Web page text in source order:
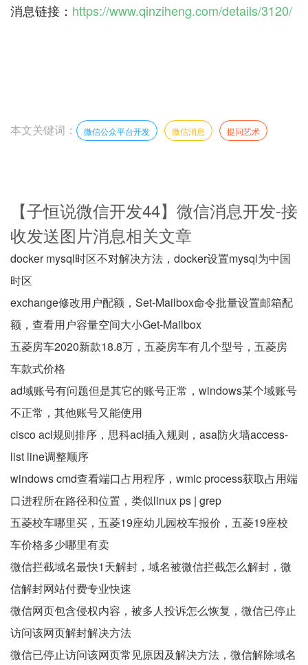
消息链接： https://www.qinziheng.com/details/3120/
本文关键词： 微信公众平台开发 微信消息 提问艺术
【子恒说微信开发44】微信消息开发-接
收发送图片消息相关文章
docker mysql时区不对解决方法，docker设置mysql为中国
时区
exchange修改用户配额，Set-Mailbox命令批量设置邮箱配
额，查看用户容量空间大小Get-Mailbox
五菱房车2020新款18.8万，五菱房车有几个型号，五菱房
车款式价格
ad域账号有问题但是其它的账号正常，windows某个域账号
不正常，其他账号又能使用
cisco acl规则排序，思科acl插入规则，asa防火墙access-
list line调整顺序
windows cmd查看端口占用程序，wmic process获取占用端
口进程所在路径和位置，类似linux ps | grep
五菱校车哪里买，五菱19座幼儿园校车报价，五菱19座校
车价格多少哪里有卖
微信拦截域名最快1天解封，域名被微信拦截怎么解封，微
信解封网站付费专业快速
微信网页包含侵权内容，被多人投诉怎么恢复，微信已停止
访问该网页解封解决方法
微信已停止访问该网页常见原因及解决方法，微信解除域名